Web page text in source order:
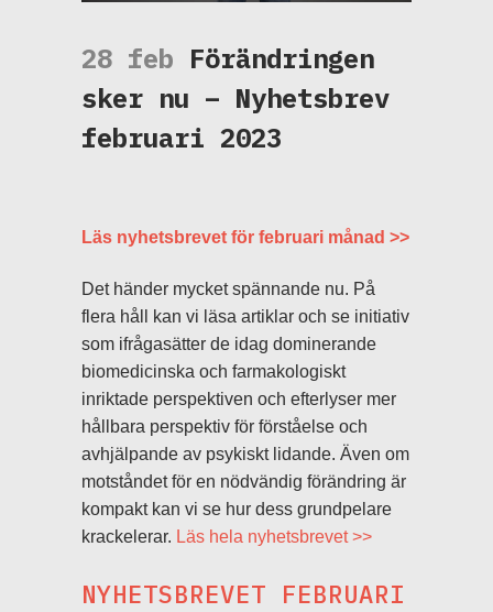
28 feb Förändringen
sker nu – Nyhetsbrev
februari 2023
Läs nyhetsbrevet för februari månad >>
Det händer mycket spännande nu. På
flera håll kan vi läsa artiklar och se initiativ
som ifrågasätter de idag dominerande
biomedicinska och farmakologiskt
inriktade perspektiven och efterlyser mer
hållbara perspektiv för förståelse och
avhjälpande av psykiskt lidande. Även om
motståndet för en nödvändig förändring är
kompakt kan vi se hur dess grundpelare
krackelerar. Läs hela nyhetsbrevet >>
NYHETSBREVET FEBRUARI